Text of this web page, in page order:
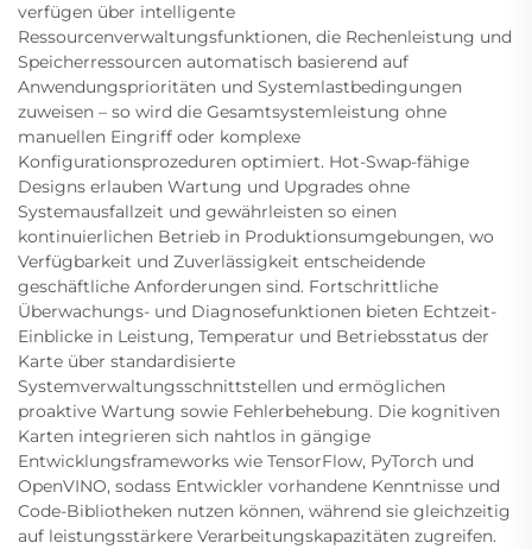
verfügen über intelligente
Ressourcenverwaltungsfunktionen, die Rechenleistung und
Speicherressourcen automatisch basierend auf
Anwendungsprioritäten und Systemlastbedingungen
zuweisen – so wird die Gesamtsystemleistung ohne
manuellen Eingriff oder komplexe
Konfigurationsprozeduren optimiert. Hot-Swap-fähige
Designs erlauben Wartung und Upgrades ohne
Systemausfallzeit und gewährleisten so einen
kontinuierlichen Betrieb in Produktionsumgebungen, wo
Verfügbarkeit und Zuverlässigkeit entscheidende
geschäftliche Anforderungen sind. Fortschrittliche
Überwachungs- und Diagnosefunktionen bieten Echtzeit-
Einblicke in Leistung, Temperatur und Betriebsstatus der
Karte über standardisierte
Systemverwaltungsschnittstellen und ermöglichen
proaktive Wartung sowie Fehlerbehebung. Die kognitiven
Karten integrieren sich nahtlos in gängige
Entwicklungsframeworks wie TensorFlow, PyTorch und
OpenVINO, sodass Entwickler vorhandene Kenntnisse und
Code-Bibliotheken nutzen können, während sie gleichzeitig
auf leistungsstärkere Verarbeitungskapazitäten zugreifen.